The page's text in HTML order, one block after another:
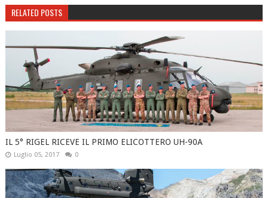
RELATED POSTS
IL 5° RIGEL RICEVE IL PRIMO ELICOTTERO UH-90A
Luglio 05, 2017 0